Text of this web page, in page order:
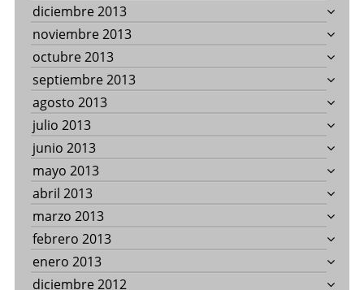
diciembre 2013
noviembre 2013
octubre 2013
septiembre 2013
agosto 2013
julio 2013
junio 2013
mayo 2013
abril 2013
marzo 2013
febrero 2013
enero 2013
diciembre 2012